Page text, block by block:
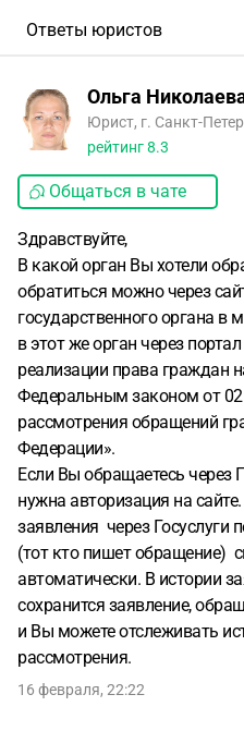
Ответы юристов
Ольга
Юрист, г. Санкт-
рейтинг8.3
Общаться в чате
Здравствуйте,
В какой орган Вы хотели
обратиться можно через
государственного органа
в этот же орган через
реализации права граждан
Федеральным законом от
рассмотрения обращений
Федерации».
Если Вы обращаетесь через
нужна авторизация на
заявления через Госуслуги
(тот кто пишет обращение)
автоматически. В истории
сохранится заявление,
и Вы можете отслеживать
рассмотрения.
16 февраля, 22:22